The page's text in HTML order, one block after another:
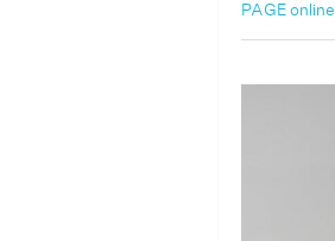
PAGE online